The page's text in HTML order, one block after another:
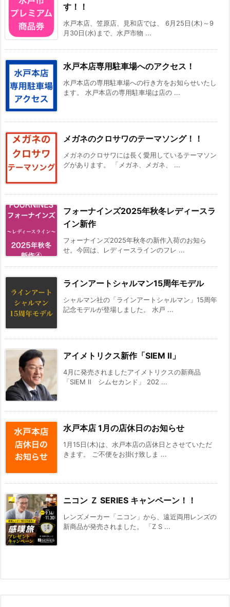
す！！
水戸本店、笠原店、見和店では、 6月25日(木)～9
月30日(水)まで、水戸市物 ...
水戸本店専用駐車場へのアクセス！
水戸本店の専用駐車場への行き方をお知らせいたし
ます。 水戸本店の専用駐車場は店の ...
メガネのクロサワのテーマソング！！
メガネのクロサワには長く愛用しているテーマソン
グがあります。 「メガネ、メガネ、 ...
フォーナインズ2025年秋冬レディースラ
イン新作
フォーナインズ2025年秋冬の新作入荷のお知ら
せ。今回は、レディースラインのフレ ...
ラインアートシャルマン15周年モデル
シャルマン社の「ラインアートシャルマン」15周年
記念モデルが登場しました。 水戸 ...
アイメトリクス新作「SIEM Ⅱ」
4月に発売されましたアイメトリクスの新商品
「SIEM Ⅱ シムセカンド」 202 ...
水戸本店 1月の店休日のお知らせ
1月15日(木)は、水戸本店の店休日とさせていただ
きます。 ご不便をお掛け致しま ...
ニコン Ｚ SERIES キャンペーン！！
レンズメーカー「ニコン」から、遠近両用レンズの
新商品が発売されました。 「Z S ...